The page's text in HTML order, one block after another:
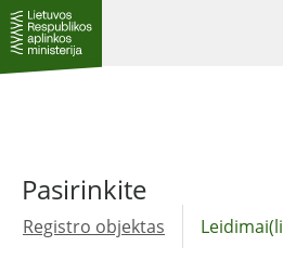
Pasirinkite
Registro objektas